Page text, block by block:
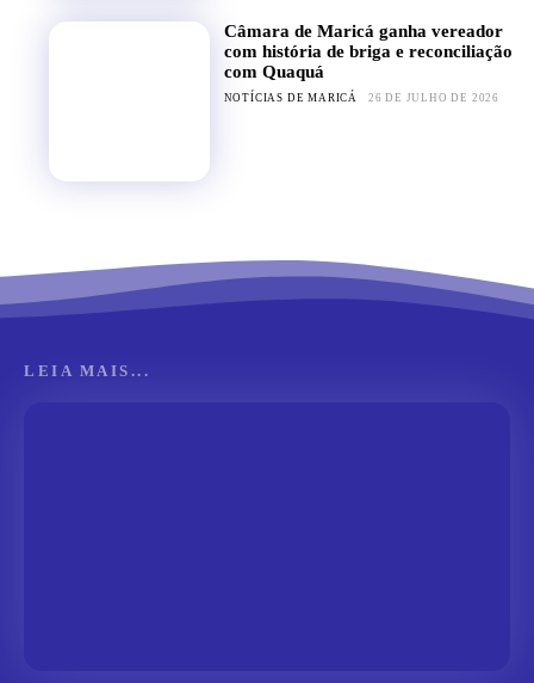
Câmara de Maricá ganha vereador
com história de briga e reconciliação
com Quaquá
NOTÍCIAS DE MARICÁ 26 DE JULHO DE 2026
LEIA MAIS...